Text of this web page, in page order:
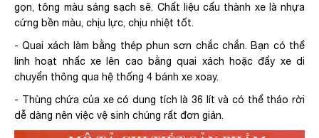
gọn, tông màu sáng sạch sẽ. Chất liệu cấu thành xe là nhựa
cứng bền màu, chịu lực, chịu nhiệt tốt.
- Quai xách làm bằng thép phun sơn chắc chắn. Bạn có thể
linh hoạt nhấc xe lên cao bằng quai xách hoặc đẩy xe di
chuyển thông qua hệ thống 4 bánh xe xoay.
- Thùng chứa của xe có dung tích là 36 lít và có thể tháo rời
dễ dàng nên việc vệ sinh chúng rất đơn giản.